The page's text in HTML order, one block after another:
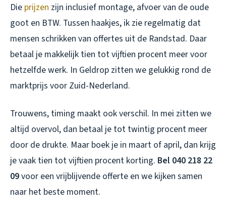
Die prijzen zijn inclusief montage, afvoer van de oude
goot en BTW. Tussen haakjes, ik zie regelmatig dat
mensen schrikken van offertes uit de Randstad. Daar
betaal je makkelijk tien tot vijftien procent meer voor
hetzelfde werk. In Geldrop zitten we gelukkig rond de
marktprijs voor Zuid-Nederland.
Trouwens, timing maakt ook verschil. In mei zitten we
altijd overvol, dan betaal je tot twintig procent meer
door de drukte. Maar boek je in maart of april, dan krijg
je vaak tien tot vijftien procent korting. Bel 040 218 22
09voor een vrijblijvende offerte en we kijken samen
naar het beste moment.